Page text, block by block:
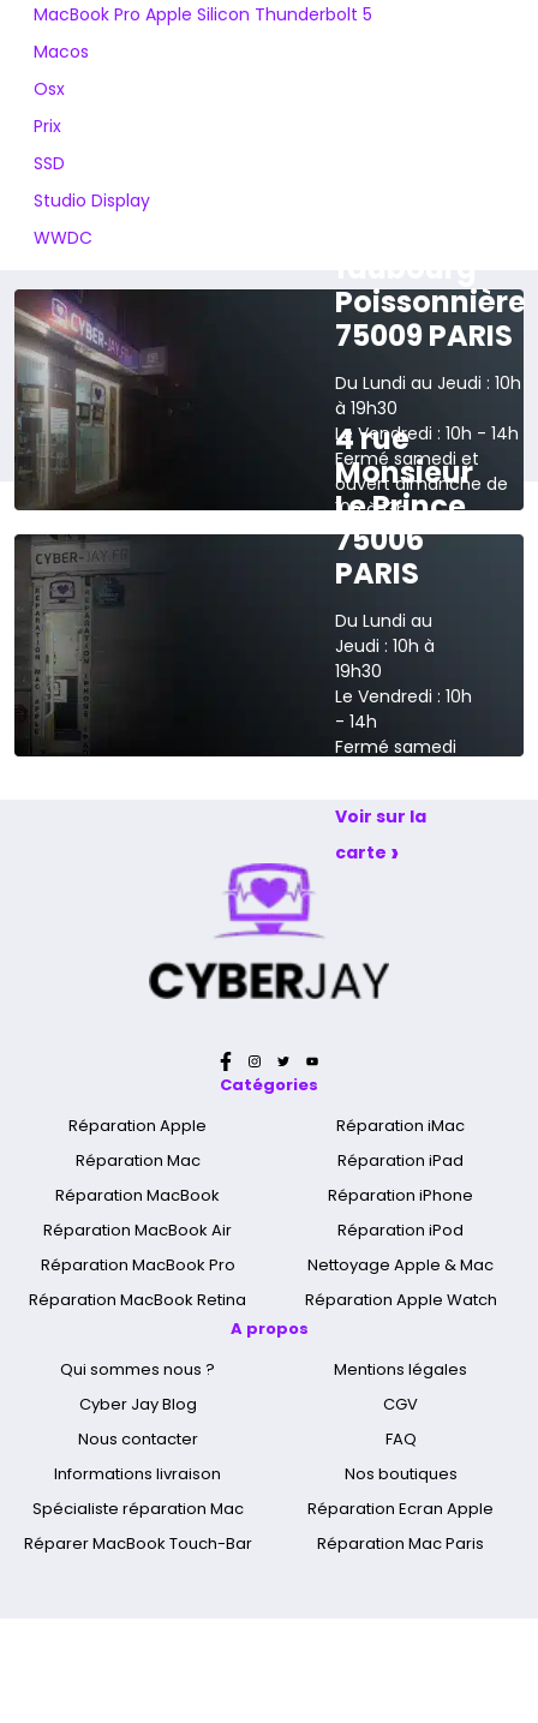
MacBook Pro Apple Silicon Thunderbolt 5
Macos
Osx
Prix
SSD
Studio Display
WWDC
Poissonnière
75009 PARIS
Du Lundi au Jeudi : 10h
à 19h30
Le Vendredi : 10h - 14h
Fermé samedi et
ouvert dimanche de
10h à 13h
Voir sur la carte
4 rue
Monsieur
Le Prince
75006
PARIS
Du Lundi au
Jeudi : 10h à
19h30
Le Vendredi : 10h
- 14h
Fermé samedi
Voir sur la
carte ›
Catégories
Réparation Apple
Réparation Mac
Réparation MacBook
Réparation MacBook Air
Réparation MacBook Pro
Réparation MacBook Retina
Réparation iMac
Réparation iPad
Réparation iPhone
Réparation iPod
Nettoyage Apple & Mac
Réparation Apple Watch
A propos
Qui sommes nous ?
Cyber Jay Blog
Nous contacter
Informations livraison
Spécialiste réparation Mac
Réparer MacBook Touch-Bar
Mentions légales
CGV
FAQ
Nos boutiques
Réparation Ecran Apple
Réparation Mac Paris